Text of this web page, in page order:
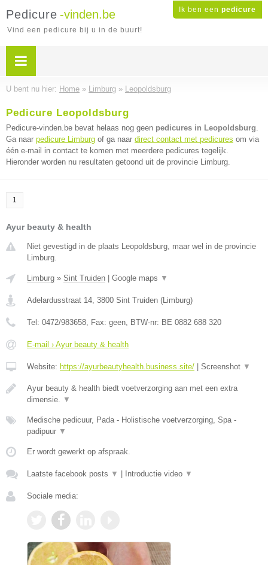
Ik ben een pedicure
Pedicure -vinden.be
Vind een pedicure bij u in de buurt!
U bent nu hier: Home » Limburg » Leopoldsburg
Pedicure Leopoldsburg
Pedicure-vinden.be bevat helaas nog geen pedicures in Leopoldsburg.
Ga naar pedicure Limburg of ga naar direct contact met pedicures om via
één e-mail in contact te komen met meerdere pedicures tegelijk.
Hieronder worden nu resultaten getoond uit de provincie Limburg.
1
Ayur beauty & health
Niet gevestigd in de plaats Leopoldsburg, maar wel in de provincie
Limburg.
Limburg » Sint Truiden Google maps ▼
Adelardusstraat 14, 3800 Sint Truiden (Limburg)
Tel: 0472/983658, Fax: geen, BTW-nr: BE 0882 688 320
E-mail › Ayur beauty & health
Website: https://ayurbeautyhealth.business.site/ Screenshot ▼
Ayur beauty & health biedt voetverzorging aan met een extra
dimensie. ▼
Medische pedicuur, Pada - Holistische voetverzorging, Spa -
padipuur ▼
Er wordt gewerkt op afspraak.
Laatste facebook posts ▼ Introductie video ▼
Sociale media: